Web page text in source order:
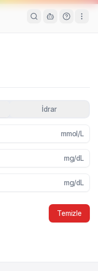
İdrar
mmol/L
mg/dL
mg/dL
Temizle